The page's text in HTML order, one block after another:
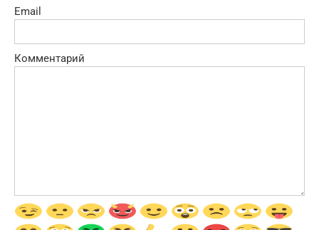
Email
Комментарий